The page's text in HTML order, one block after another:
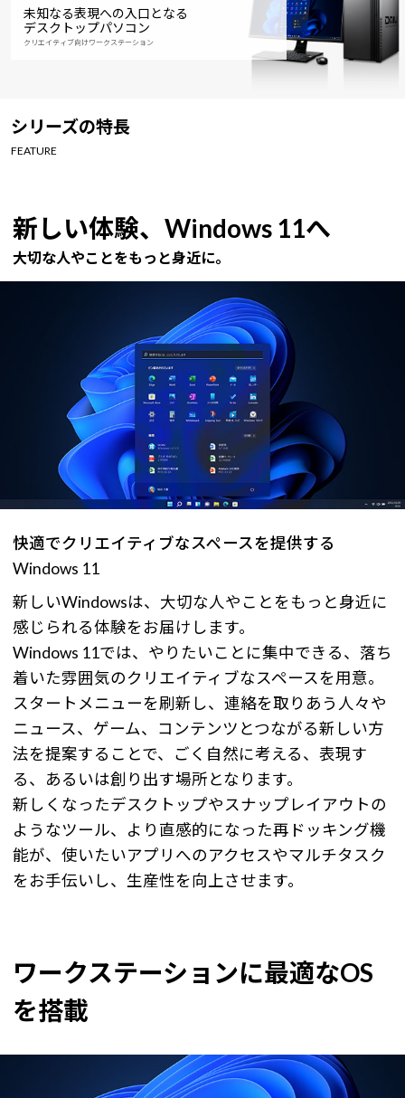
未知なる表現への入口となる
デスクトップパソコン
クリエイティブ向けワークステーション
シリーズの特長
FEATURE
新しい体験、Windows 11へ
大切な人やことをもっと身近に。
快適でクリエイティブなスペースを提供する
Windows 11
新しいWindowsは、大切な人やことをもっと身近に
感じられる体験をお届けします。
Windows 11では、やりたいことに集中できる、落ち
着いた雰囲気のクリエイティブなスペースを用意。
スタートメニューを刷新し、連絡を取りあう人々や
ニュース、ゲーム、コンテンツとつながる新しい方
法を提案することで、ごく自然に考える、表現す
る、あるいは創り出す場所となります。
新しくなったデスクトップやスナップレイアウトの
ようなツール、より直感的になった再ドッキング機
能が、使いたいアプリへのアクセスやマルチタスク
をお手伝いし、生産性を向上させます。
ワークステーションに最適なOS
を搭載